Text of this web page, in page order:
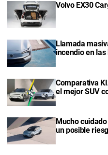
Volvo EX30
Llamada
incendio en
Comparativa
el mejor SUV
Mucho
un posible